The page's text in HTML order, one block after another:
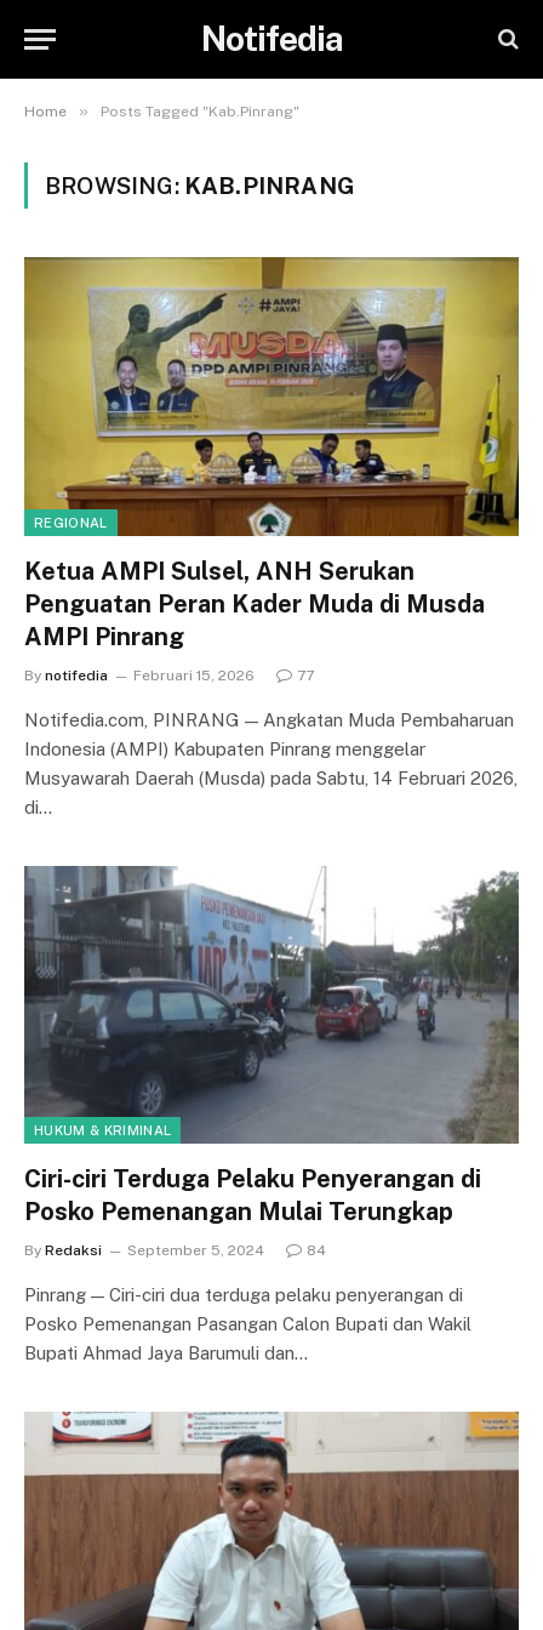
Notifedia
Home » Posts Tagged "Kab.Pinrang"
BROWSING: KAB.PINRANG
REGIONAL
Ketua AMPI Sulsel, ANH Serukan
Penguatan Peran Kader Muda di Musda
AMPI Pinrang
By notifedia Februari 15, 2026 77
Notifedia.com, PINRANG — Angkatan Muda Pembaharuan
Indonesia (AMPI) Kabupaten Pinrang menggelar
Musyawarah Daerah (Musda) pada Sabtu, 14 Februari 2026,
di…
HUKUM & KRIMINAL
Ciri-ciri Terduga Pelaku Penyerangan di
Posko Pemenangan Mulai Terungkap
By Redaksi September 5, 2024 84
Pinrang — Ciri-ciri dua terduga pelaku penyerangan di
Posko Pemenangan Pasangan Calon Bupati dan Wakil
Bupati Ahmad Jaya Barumuli dan…